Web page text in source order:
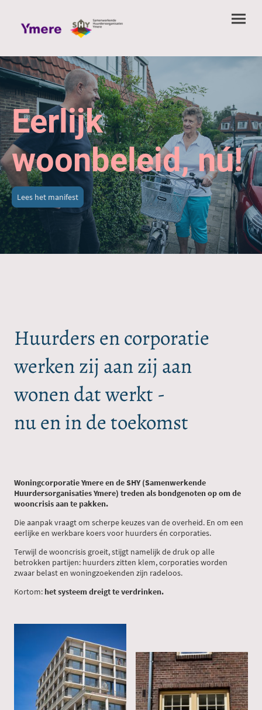
Eerlijk
woonbeleid, nú!
Lees het manifest
Huurders en corporatie
werken zij aan zij aan
wonen dat werkt -
nu en in de toekomst
Woningcorporatie Ymere en de SHY (Samenwerkende
Huurdersorganisaties Ymere) treden als bondgenoten op om de
wooncrisis aan te pakken.
Die aanpak vraagt om scherpe keuzes van de overheid. En om een
eerlijke en werkbare koers voor huurders én corporaties.
Terwijl de wooncrisis groeit, stijgt namelijk de druk op alle
betrokken partijen: huurders zitten klem, corporaties worden
zwaar belast en woningzoekenden zijn radeloos.
Kortom: het systeem dreigt te verdrinken.